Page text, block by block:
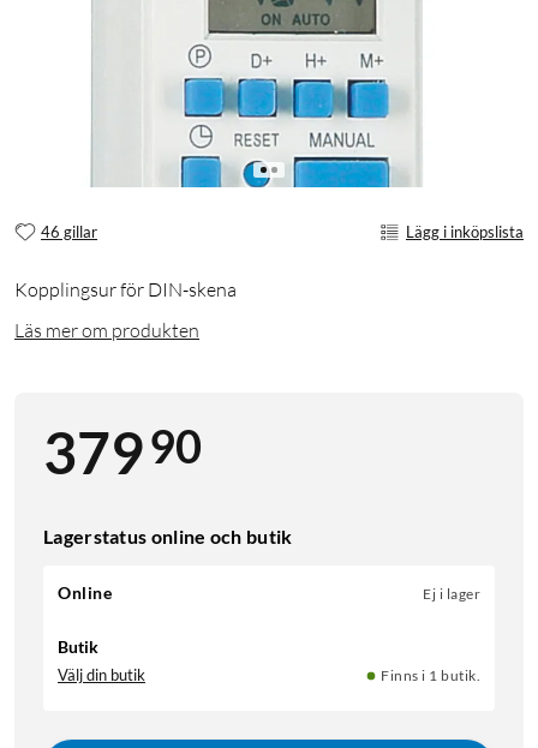
46 gillar Lägg i inköpslista
Kopplingsur för DIN-skena
Läs mer om produkten
37990
Lagerstatus online och butik
Online Ej i lager
Butik
Välj din butik Finns i 1 butik.